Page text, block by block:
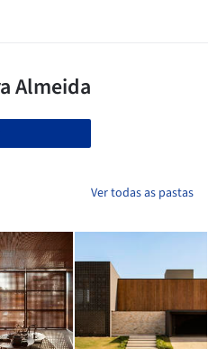
Ver todas as pastas